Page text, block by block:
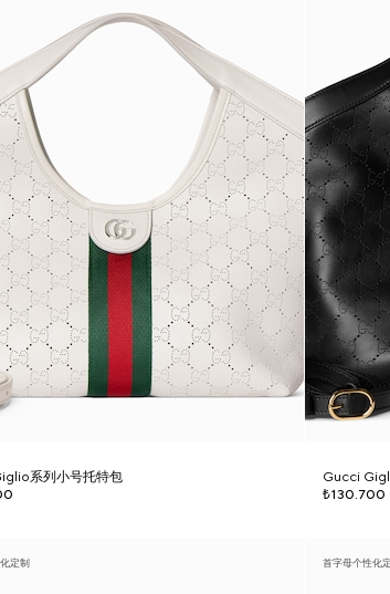
系列小号托特包
Gucci
₺130.700
定制 首字母个性化